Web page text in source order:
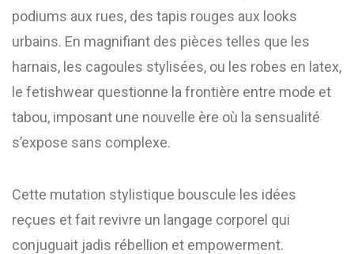
podiums aux rues, des tapis rouges aux looks
urbains. En magnifiant des pièces telles que les
harnais, les cagoules stylisées, ou les robes en latex,
le fetishwear questionne la frontière entre mode et
tabou, imposant une nouvelle ère où la sensualité
s’expose sans complexe.
Cette mutation stylistique bouscule les idées
reçues et fait revivre un langage corporel qui
conjuguait jadis rébellion et empowerment.